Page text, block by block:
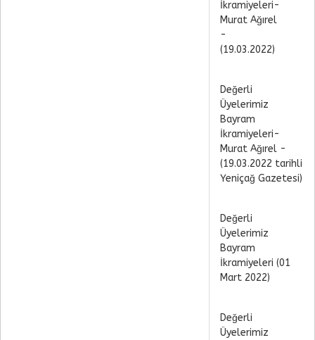
İkramiyeleri-
Murat Ağırel
-
(19.03.2022)
Değerli
Üyelerimiz
Bayram
İkramiyeleri-
Murat Ağırel -
(19.03.2022 tarihli
Yeniçağ Gazetesi)
Değerli
Üyelerimiz
Bayram
İkramiyeleri (01
Mart 2022)
Değerli
Üyelerimiz